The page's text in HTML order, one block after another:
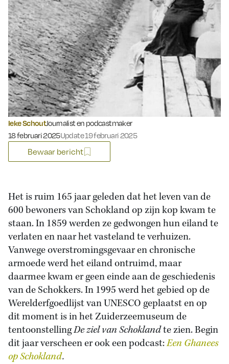
Ieke SchoutJournalist en podcastmaker
Gepubliceerd op:
18 februari 2025Update 19 februari 2025
Bewaar bericht
Het is ruim 165 jaar geleden dat het leven van de
600 bewoners van Schokland op zijn kop kwam te
staan. In 1859 werden ze gedwongen hun eiland te
verlaten en naar het vasteland te verhuizen.
Vanwege overstromingsgevaar en chronische
armoede werd het eiland ontruimd, maar
daarmee kwam er geen einde aan de geschiedenis
van de Schokkers. In 1995 werd het gebied op de
Werelderfgoedlijst van UNESCO geplaatst en op
dit moment is in het Zuiderzeemuseum de
tentoonstellingDe ziel van Schoklandte zien. Begin
dit jaar verscheen er ook een podcast:Een Ghanees
op Schokland.